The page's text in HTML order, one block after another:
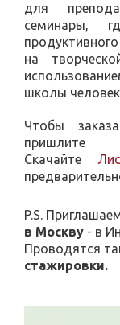
для
семинары,
на
школы
Чтобы
пришлите
Скачайте
P.S.
в Москву - в
Проводятся
стажировки.